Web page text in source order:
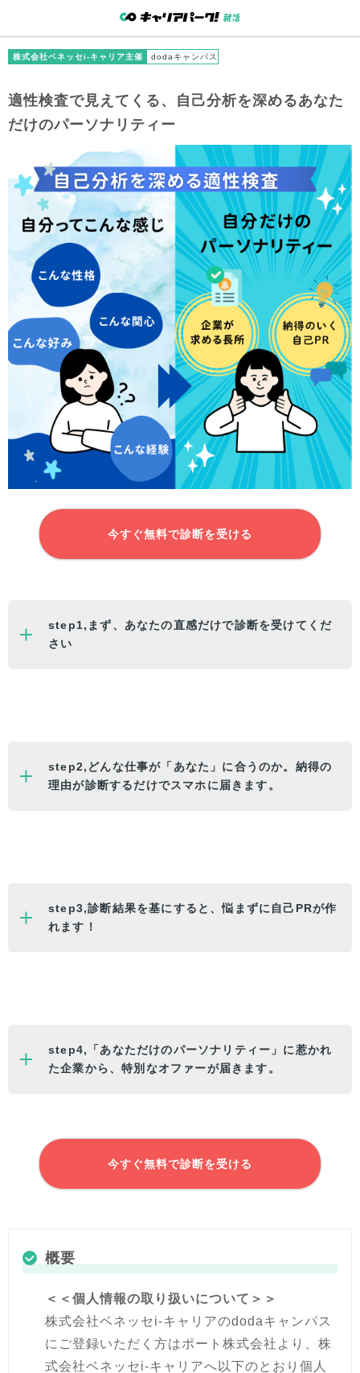
株式会社ベネッセi-キャリア主催 dodaキャンパス
適性検査で見えてくる、自己分析を深めるあなた
だけのパーソナリティー
今すぐ無料で診断を受ける
step1,まず、 あなたの直感だけで診断を受けてくだ
さい
step2,どんな仕事が「 あなた 」に合うのか。納得の
理由が診断するだけでスマホに届きます。
step3,診断結果を基にすると、悩まずに自己PRが作
れます！
step4,「あなただけのパーソナリティー」に惹かれ
た企業から、特別なオファーが届きます。
今すぐ無料で診断を受ける
概要
＜＜個人情報の取り扱いについて＞＞
株式会社ベネッセi-キャリアのdodaキャンパス
にご登録いただく方はポート株式会社より、株
式会社ベネッセi-キャリアへ以下のとおり個人